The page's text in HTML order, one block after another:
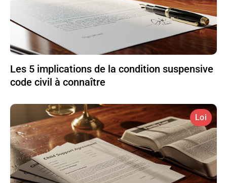
Les 5 implications de la condition suspensive
code civil à connaître
Loi